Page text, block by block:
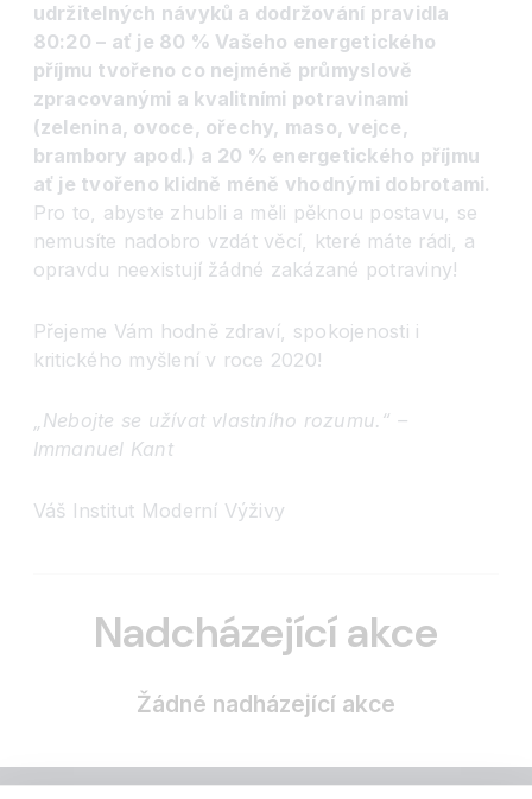
udržitelných návyků a dodržování pravidla
80:20 – ať je 80 % Vašeho energetického
příjmu tvořeno co nejméně průmyslově
zpracovanými a kvalitními potravinami
(zelenina, ovoce, ořechy, maso, vejce,
brambory apod.) a 20 % energetického příjmu
ať je tvořeno klidně méně vhodnými dobrotami.
Pro to, abyste zhubli a měli pěknou postavu, se
nemusíte nadobro vzdát věcí, které máte rádi, a
opravdu neexistují žádné zakázané potraviny!
Přejeme Vám hodně zdraví, spokojenosti i
kritického myšlení v roce 2020!
„Nebojte se užívat vlastního rozumu.“ –
Immanuel Kant
Váš Institut Moderní Výživy
Nadcházející akce
Žádné nadházející akce